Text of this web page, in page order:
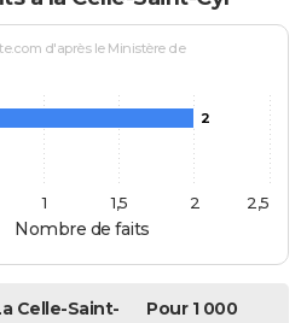
Nombre de faits
d'après le Ministère de
2
1 1,5 2 2,5
Celle-Saint-
Pour 1 000